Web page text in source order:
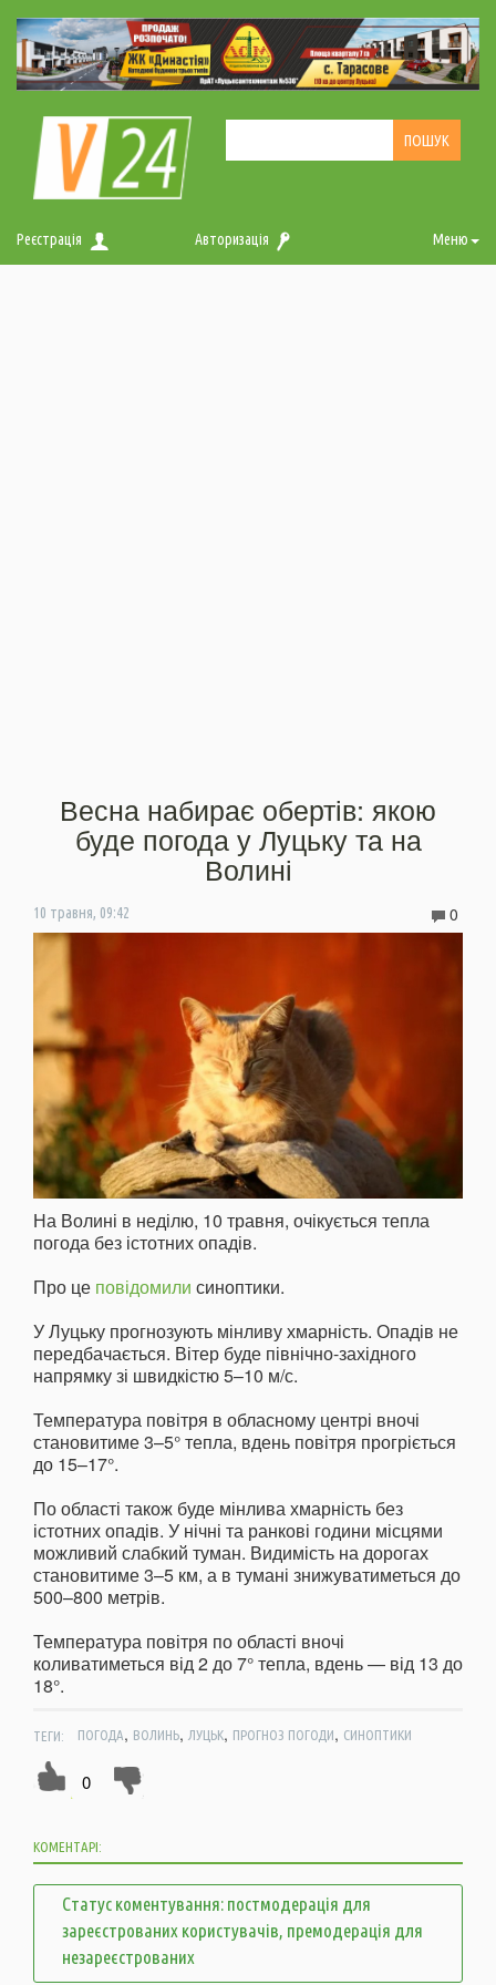
Реєстрація Авторизація Меню
Весна набирає обертів: якою
буде погода у Луцьку та на
Волині
10 травня, 09:42 0
На Волині в неділю, 10 травня, очікується тепла
погода без істотних опадів.
Про це повідомили синоптики.
У Луцьку прогнозують мінливу хмарність. Опадів не
передбачається. Вітер буде північно-західного
напрямку зі швидкістю 5–10 м/с.
Температура повітря в обласному центрі вночі
становитиме 3–5° тепла, вдень повітря прогріється
до 15–17°.
По області також буде мінлива хмарність без
істотних опадів. У нічні та ранкові години місцями
можливий слабкий туман. Видимість на дорогах
становитиме 3–5 км, а в тумані знижуватиметься до
500–800 метрів.
Температура повітря по області вночі
коливатиметься від 2 до 7° тепла, вдень — від 13 до
18°.
ТЕГИ: ПОГОДА, ВОЛИНЬ, ЛУЦЬК, ПРОГНОЗ ПОГОДИ, СИНОПТИКИ
0
КОМЕНТАРІ:
Статус коментування: постмодерація для
зареєстрованих користувачів, премодерація для
незареєстрованих